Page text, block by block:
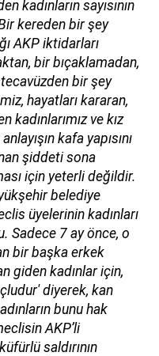
kadınların sayısının
kereden bir şey
AKP iktidarları
bir bıçaklamadan,
bir şey
hayatları kararan,
kadınlarımız ve kız
kafa yapısını
şiddeti sona
için yeterli değildir.
belediye
üyelerinin kadınları
Sadece 7 ay önce, o
bir başka erkek
giden kadınlar için,
diyerek, kan
bunu hak
AKP’li
saldırının